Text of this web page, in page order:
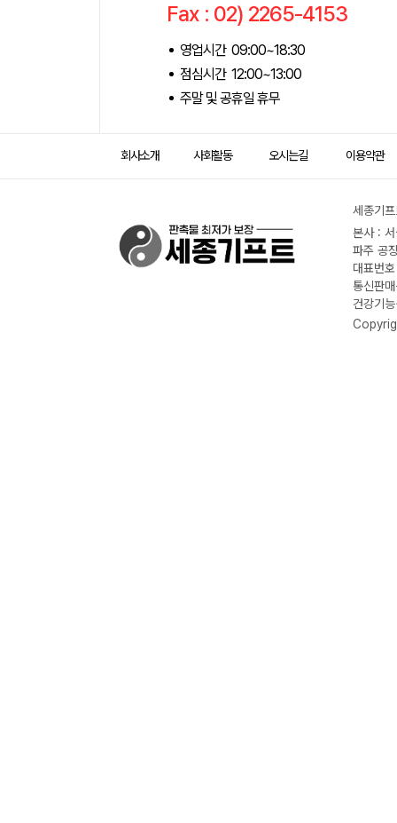
Fax : 02) 2265-4153
영업시간 09:00~18:30
점심시간 12:00~13:00
주말 및 공휴일 휴무
회사소개 사회활동 오시는길 이용약관
세종기
본사 :
파주 공
대표번
통신판
건강기